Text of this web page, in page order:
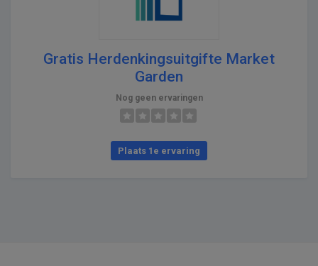
Gratis Herdenkingsuitgifte Market
Garden
Nog geen ervaringen
Plaats 1e ervaring